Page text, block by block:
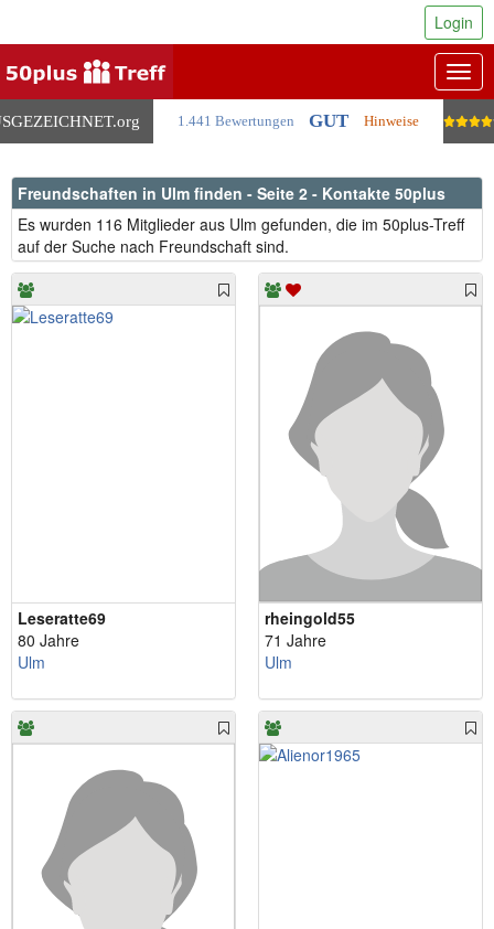
.org 1.441 Bewertungen GUT Hinweise
Login
Freundschaften in Ulm finden - Seite 2 - Kontakte 50plus
Es wurden 116 Mitglieder aus Ulm gefunden, die im 50plus-Treff
auf der Suche nach Freundschaft sind.
Leseratte69
80 Jahre
Ulm
rheingold55
71 Jahre
Ulm